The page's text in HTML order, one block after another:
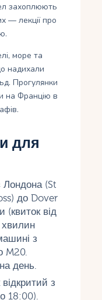
захоплюють
— лекції про
море та
надихали
Прогулянки
на Францію в
для
Лондона (St
до Dover
(квиток від
хвилин
з
M20.
день.
з
18:00).